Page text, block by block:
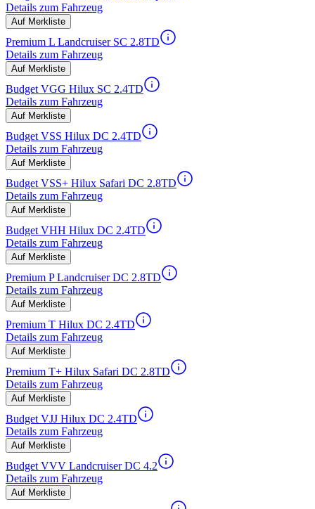
Details zum Fahrzeug
Auf Merkliste
Premium L Landcruiser SC 2.8TD
Details zum Fahrzeug
Auf Merkliste
Budget VGG Hilux SC 2.4TD
Details zum Fahrzeug
Auf Merkliste
Budget VSS Hilux DC 2.4TD
Details zum Fahrzeug
Auf Merkliste
Budget VSS+ Hilux Safari DC 2.8TD
Details zum Fahrzeug
Auf Merkliste
Budget VHH Hilux DC 2.4TD
Details zum Fahrzeug
Auf Merkliste
Premium P Landcruiser DC 2.8TD
Details zum Fahrzeug
Auf Merkliste
Premium T Hilux DC 2.4TD
Details zum Fahrzeug
Auf Merkliste
Premium T+ Hilux Safari DC 2.8TD
Details zum Fahrzeug
Auf Merkliste
Budget VJJ Hilux DC 2.4TD
Details zum Fahrzeug
Auf Merkliste
Budget VVV Landcruiser DC 4.2
Details zum Fahrzeug
Auf Merkliste